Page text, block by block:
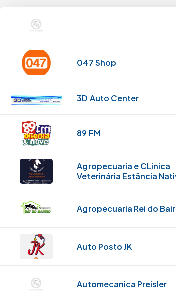
047 Shop
3D Auto Center
89 FM
Agropecuaria e CLinica
Veterinária Estância
Agropecuaria Rei do
Auto Posto JK
Automecanica Preisler